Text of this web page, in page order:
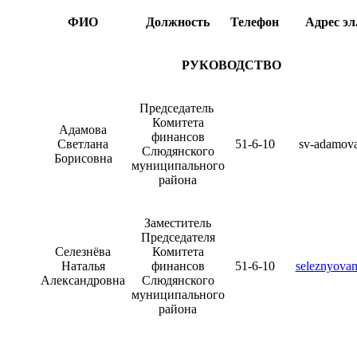
ФИО Должность Телефон Адрес
РУКОВОДСТВО
Адамова
Светлана
Борисовна
Председатель
Комитета
финансов
Слюдянского
муниципального
района
51-6-10 sv-
Селезнёва
Наталья
Александровна
Заместитель
Председателя
Комитета
финансов
Слюдянского
муниципального
района
51-6-10